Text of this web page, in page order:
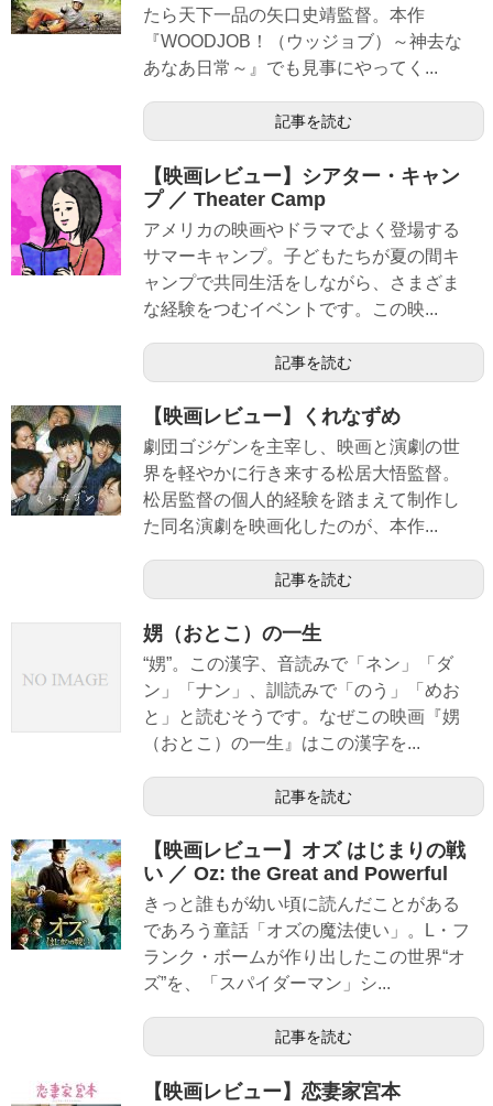
たら天下一品の矢口史靖監督。本作
『WOODJOB！（ウッジョブ）～神去な
あなあ日常～』でも見事にやってく...
記事を読む
【映画レビュー】シアター・キャン
プ ／ Theater Camp
アメリカの映画やドラマでよく登場する
サマーキャンプ。子どもたちが夏の間キ
ャンプで共同生活をしながら、さまざま
な経験をつむイベントです。この映...
記事を読む
【映画レビュー】くれなずめ
劇団ゴジゲンを主宰し、映画と演劇の世
界を軽やかに行き来する松居大悟監督。
松居監督の個人的経験を踏まえて制作し
た同名演劇を映画化したのが、本作...
記事を読む
娚（おとこ）の一生
“娚”。この漢字、音読みで「ネン」「ダ
ン」「ナン」、訓読みで「のう」「めお
と」と読むそうです。なぜこの映画『娚
（おとこ）の一生』はこの漢字を...
記事を読む
【映画レビュー】オズ はじまりの戦
い ／ Oz: the Great and Powerful
きっと誰もが幼い頃に読んだことがある
であろう童話「オズの魔法使い」。L・フ
ランク・ボームが作り出したこの世界“オ
ズ”を、「スパイダーマン」シ...
記事を読む
【映画レビュー】恋妻家宮本